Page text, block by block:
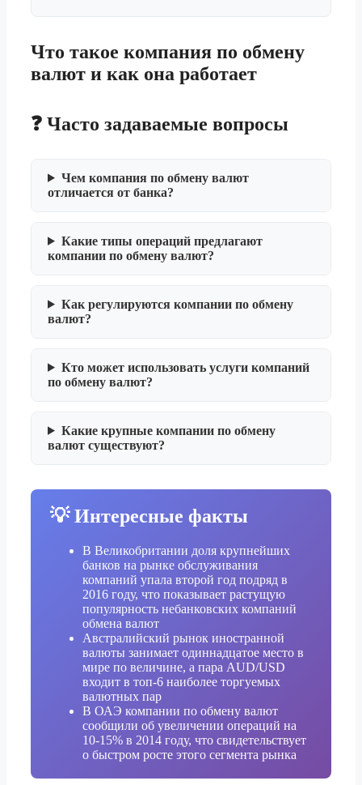
Что такое компания по обмену
валют и как она работает
❓ Часто задаваемые вопросы
Чем компания по обмену валют
отличается от банка?
Какие типы операций предлагают
компании по обмену валют?
Как регулируются компании по обмену
валют?
Кто может использовать услуги компаний
по обмену валют?
Какие крупные компании по обмену
валют существуют?
💡 Интересные факты
В Великобритании доля крупнейших
банков на рынке обслуживания
компаний упала второй год подряд в
2016 году, что показывает растущую
популярность небанковских компаний
обмена валют
Австралийский рынок иностранной
валюты занимает одиннадцатое место в
мире по величине, а пара AUD/USD
входит в топ-6 наиболее торгуемых
валютных пар
В ОАЭ компании по обмену валют
сообщили об увеличении операций на
10-15% в 2014 году, что свидетельствует
о быстром росте этого сегмента рынка